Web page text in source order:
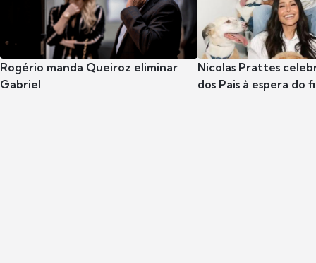
Rogério manda Queiroz eliminar
Gabriel
Nicolas Prattes
dos Pais à espera do